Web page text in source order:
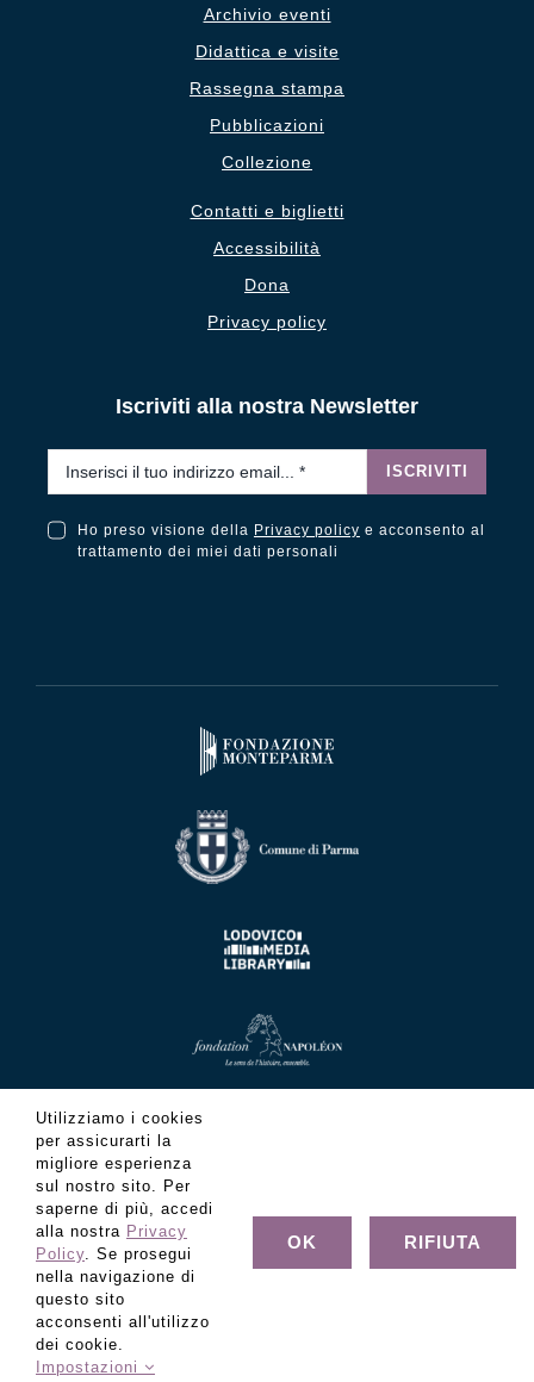
Archivio eventi
Didattica e visite
Rassegna stampa
Pubblicazioni
Collezione
Contatti e biglietti
Accessibilità
Dona
Privacy policy
Iscriviti alla nostra Newsletter
ISCRIVITI
Ho preso visione della Privacy policy e acconsento al
trattamento dei miei dati personali
© Copyright Fondazione Museo Glauco Lombardi - C.F.
80022320347 - Tutti i diritti riservati
Utilizziamo i cookies
per assicurarti la
migliore esperienza
sul nostro sito. Per
saperne di più, accedi
alla nostra Privacy
Policy. Se prosegui
nella navigazione di
questo sito
acconsenti all'utilizzo
dei cookie.
Impostazioni
OK RIFIUTA